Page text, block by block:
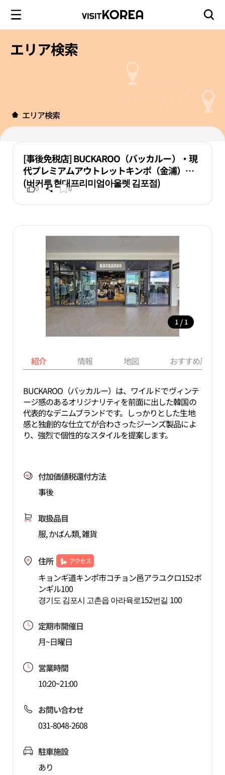
エリア検索
エリア検索
[事後免税店] BUCKAROO（バッカルー）・現
代プレミアムアウトレットキンポ（金浦）店
(버커루 현대프리미엄아울렛 김포점)
0 0
1 / 1
紹介 情報 地図 おすすめ周辺
BUCKAROO（バッカルー）は、ワイルドでヴィンテ
ージ感のあるオリジナリティを前面に出した韓国の
代表的なデニムブランドです。しっかりとした生地
感と独創的な仕立てが合わさったジーンズ製品によ
り、強烈で個性的なスタイルを提案します。
付加価値税還付方法
事後
取扱品目
服, かばん類, 雑貨
住所 アクセス
キョンギ道キンポ市コチョン邑アラユクロ152ボ
ンギル100
경기도 김포시 고촌읍 아라육로152번길 100
定期市開催日
月~日曜日
営業時間
10:20~21:00
お問い合わせ
031-8048-2608
駐車施設
あり